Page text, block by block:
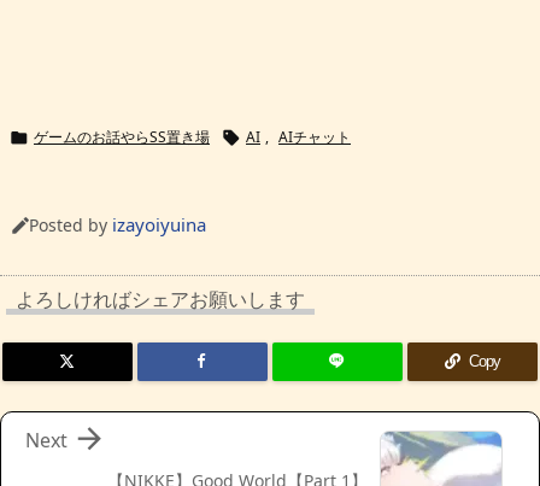
 ゲームのお話やらSS置き場  AI , AIチャット
Posted by izayoiyuina
よろしければシェアお願いします
Copy
【NIKKE】Good World【Part 1】

Next